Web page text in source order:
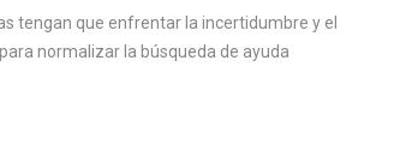
tengan que enfrentar la incertidumbre y el
normalizar la búsqueda de ayuda